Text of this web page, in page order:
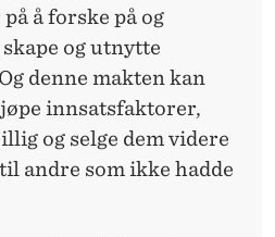
å forske på og
og utnytte
denne makten kan
innsatsfaktorer,
og selge dem videre
andre som ikke hadde